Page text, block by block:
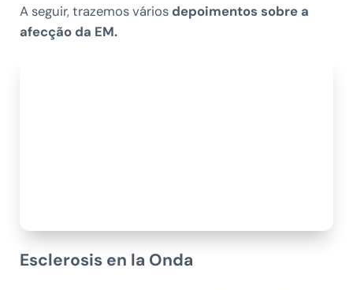
A seguir, trazemos vários depoimentos sobre a
afecção da EM.
Esclerosis en la Onda